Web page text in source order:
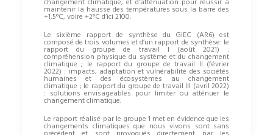
maintenir la hausse des températures sous la barre des
+1,5°C, voire +2°C d’ici 2100.
Le sixième rapport de synthèse du GIEC (AR6) est
composé de trois volumes et d’un rapport de synthèse: le
rapport du groupe de travail I (août 2021) :
compréhension physique du système et du changement
climatique ; le rapport du groupe de travail II (février
2022) : impacts, adaptation et vulnérabilité des sociétés
humaines et des écosystèmes au changement
climatique ; le rapport du groupe de travail III (avril 2022)
: solutions envisageables pour limiter ou atténuer le
changement climatique.
Le rapport réalisé par le groupe 1 met en évidence que les
changements climatiques que nous vivons sont sans